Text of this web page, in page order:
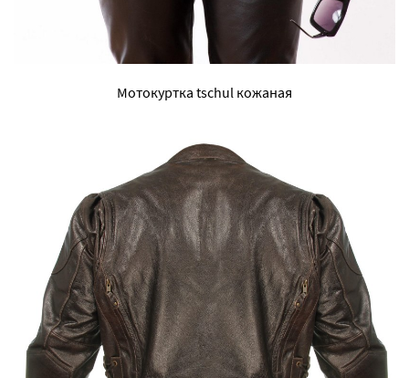
Мотокуртка tschul кожаная